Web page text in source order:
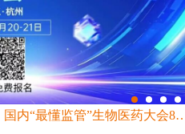
20+监管与首席审评专家齐聚！国内“最